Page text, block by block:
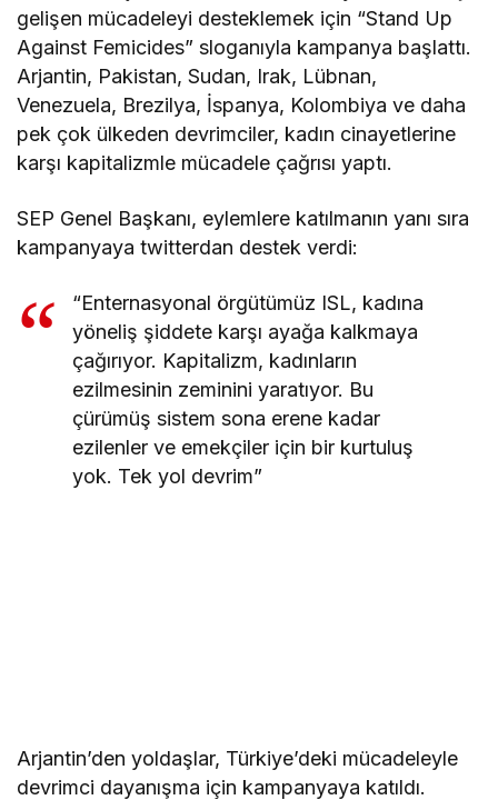
gelişen mücadeleyi desteklemek için “Stand Up
Against Femicides” sloganıyla kampanya başlattı.
Arjantin, Pakistan, Sudan, Irak, Lübnan,
Venezuela, Brezilya, İspanya, Kolombiya ve daha
pek çok ülkeden devrimciler, kadın cinayetlerine
karşı kapitalizmle mücadele çağrısı yaptı.
SEP Genel Başkanı, eylemlere katılmanın yanı sıra
kampanyaya twitterdan destek verdi:
“Enternasyonal örgütümüz ISL, kadına
yöneliş şiddete karşı ayağa kalkmaya
çağırıyor. Kapitalizm, kadınların
ezilmesinin zeminini yaratıyor. Bu
çürümüş sistem sona erene kadar
ezilenler ve emekçiler için bir kurtuluş
yok. Tek yol devrim”
Arjantin’den yoldaşlar, Türkiye’deki mücadeleyle
devrimci dayanışma için kampanyaya katıldı.